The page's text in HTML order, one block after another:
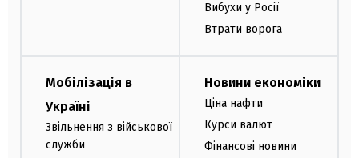
Вибухи у Росії
Втрати ворога
Мобілізація в
Україні
Звільнення з військової
служби
Новини економіки
Ціна нафти
Курси валют
Фінансові новини